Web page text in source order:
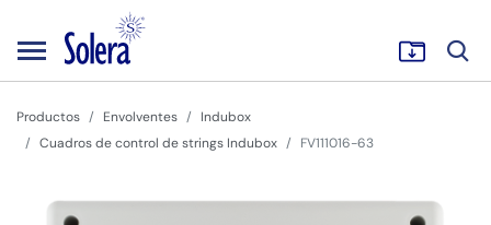
Productos Envolventes
Indubox
Cuadros de control de strings Indubox
FV111016-63